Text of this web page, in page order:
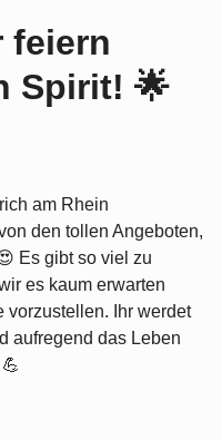
feiern
Spirit! 🌟
am Rhein
den tollen Angeboten,
Es gibt so viel zu
es kaum erwarten
vorzustellen. Ihr werdet
aufregend das Leben